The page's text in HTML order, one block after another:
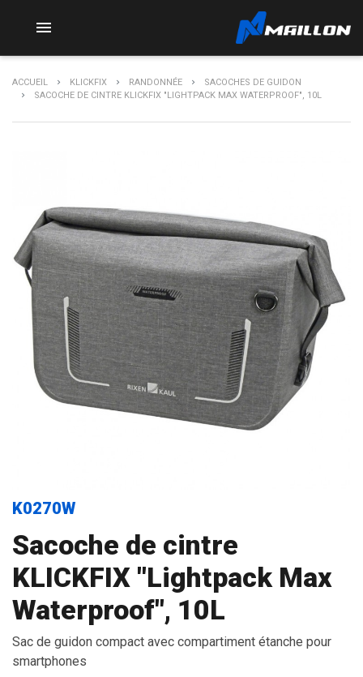

ACCUEIL KLICKFIX RANDONNÉE
SACOCHES DE GUIDON
SACOCHE DE CINTRE KLICKFIX "LIGHTPACK MAX WATERPROOF", 10L
K0270W
Sacoche de cintre
KLICKFIX "Lightpack Max
Waterproof", 10L
Sac de guidon compact avec compartiment étanche pour
smartphones